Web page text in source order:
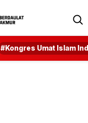
#Kongres Umat Islam